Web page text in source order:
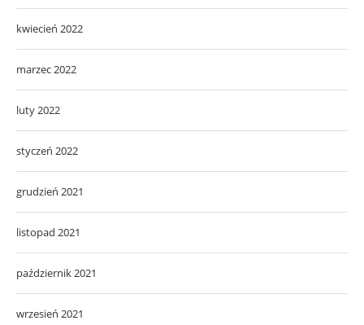
kwiecień 2022
marzec 2022
luty 2022
styczeń 2022
grudzień 2021
listopad 2021
październik 2021
wrzesień 2021